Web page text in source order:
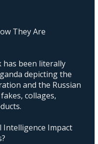
They Are
has been literally
depicting the
and the Russian
collages,
Intelligence Impact